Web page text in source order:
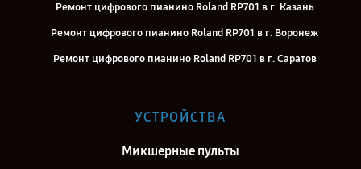
Ремонт цифрового пианино Roland RP701 в г. Казань
Ремонт цифрового пианино Roland RP701 в г. Воронеж
Ремонт цифрового пианино Roland RP701 в г. Саратов
Ремонт цифрового пианино Roland RP701 в г. Киров
Ремонт цифрового пианино Roland RP701 в г. Санкт-Петербург
УСТРОЙСТВА
Микшерные пульты